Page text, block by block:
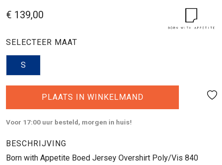
€ 139,00
SELECTEER MAAT
S
PLAATS IN WINKELMAND
Voor 17:00 uur besteld, morgen in huis!
BESCHRIJVING
Born with Appetite Boed Jersey Overshirt Poly/Vis 840